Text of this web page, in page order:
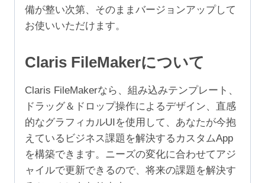
備が整い次第、そのままバージョンアップして
お使いいただけます。
Claris FileMakerについて
Claris FileMakerなら、組み込みテンプレート、
ドラッグ＆ドロップ操作によるデザイン、直感
的なグラフィカルUIを使用して、あなたが今抱
えているビジネス課題を解決するカスタムApp
を構築できます。ニーズの変化に合わせてアジ
ャイルで更新できるので、将来の課題を解決す